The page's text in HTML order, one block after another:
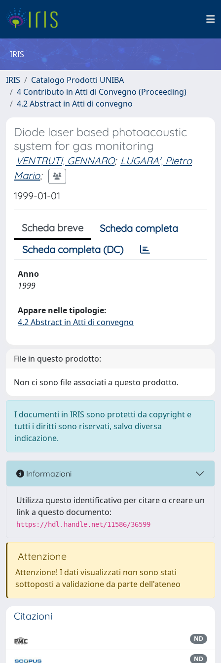
IRIS
IRIS
Catalogo Prodotti UNIBA
4 Contributo in Atti di Convegno (Proceeding)
4.2 Abstract in Atti di convegno
Diode laser based photoacoustic
system for gas monitoring
VENTRUTI, GENNARO; LUGARA', Pietro
Mario;
1999-01-01
Scheda breve
Scheda completa
Scheda completa (DC)
Anno
1999
Appare nelle tipologie:
4.2 Abstract in Atti di convegno
File in questo prodotto:
Non ci sono file associati a questo prodotto.
I documenti in IRIS sono protetti da copyright e
tutti i diritti sono riservati, salvo diversa
indicazione.
Informazioni
Utilizza questo identificativo per citare o creare un
link a questo documento:
https://hdl.handle.net/11586/36599
Attenzione
Attenzione! I dati visualizzati non sono stati
sottoposti a validazione da parte dell'ateneo
Citazioni
ND
ND